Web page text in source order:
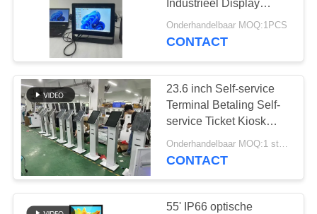
VERZOEK
OM EEN
CITAAT
SITEMAP
PRIVACY
POLICY
buiten digital
signage
vrije bevindende
digitale signage
31
Industrieel Display
Embedded Touch
Screen Industrial LCD
Onderhandelbaar MOQ:1PCS
CONTACT
23.6 inch Self-service
Terminal Betaling Self-
service Ticket Kiosk
Self-service kiosk met
printer
CONTACT
55' IP66 optische